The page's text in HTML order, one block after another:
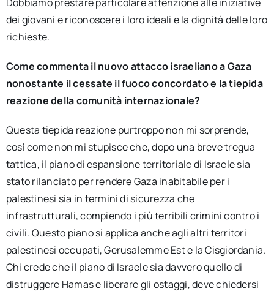
dei giovani e riconoscere i loro ideali e la dignità delle loro
richieste.
Come commenta il nuovo attacco israeliano a Gaza
nonostante il cessate il fuoco concordato e la tiepida
reazione della comunità internazionale?
Questa tiepida reazione purtroppo non mi sorprende,
così come non mi stupisce che, dopo una breve tregua
tattica, il piano di espansione territoriale di Israele sia
stato rilanciato per rendere Gaza inabitabile per i
palestinesi sia in termini di sicurezza che
infrastrutturali, compiendo i più terribili crimini contro i
civili. Questo piano si applica anche agli altri territori
palestinesi occupati, Gerusalemme Est e la Cisgiordania.
Chi crede che il piano di Israele sia davvero quello di
distruggere Hamas e liberare gli ostaggi, deve chiedersi